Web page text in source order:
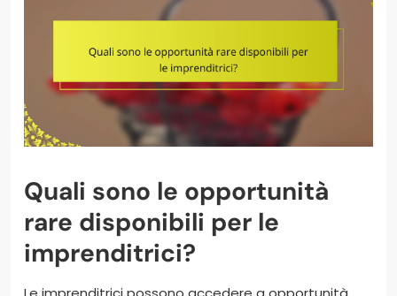
Quali sono le opportunità
rare disponibili per le
imprenditrici?